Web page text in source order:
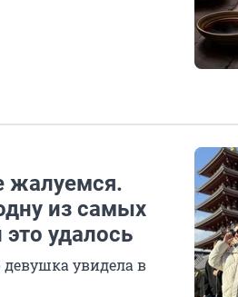
жалуемся.
из самых
удалось
девушка увидела в